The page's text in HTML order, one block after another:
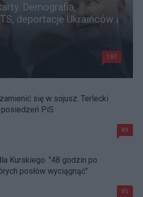
Demografia,
deportacje Ukraińców i
197
się w sojusz. Terlecki
PiS
89
Kurskiego. "48 godzin po
posłów wyciągnąć"
85